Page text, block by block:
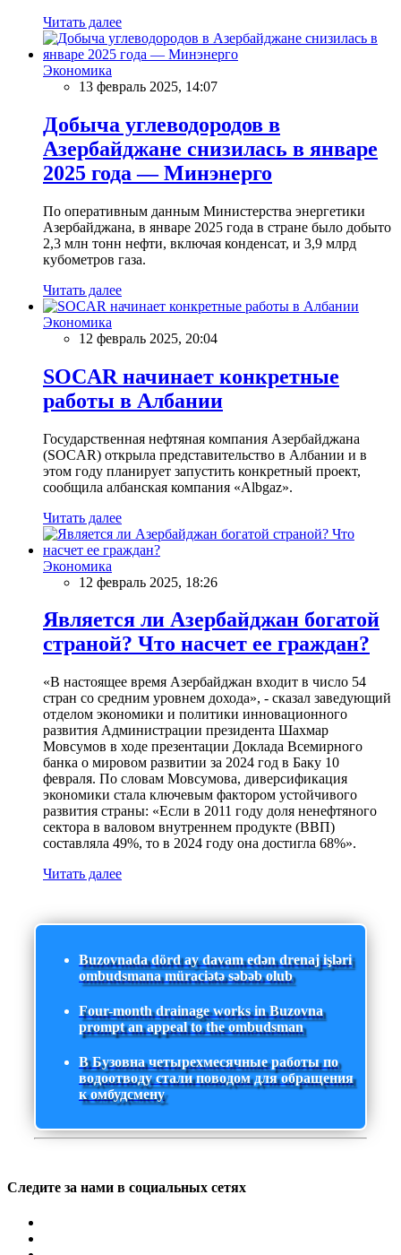
Читать далее
Экономика
13 февраль 2025, 14:07
Добыча углеводородов в
Азербайджане снизилась в январе
2025 года — Минэнерго
По оперативным данным Министерства энергетики
Азербайджана, в январе 2025 года в стране было добыто
2,3 млн тонн нефти, включая конденсат, и 3,9 млрд
кубометров газа.
Читать далее
Экономика
12 февраль 2025, 20:04
SOCAR начинает конкретные
работы в Албании
Государственная нефтяная компания Азербайджана
(SOCAR) открыла представительство в Албании и в
этом году планирует запустить конкретный проект,
сообщила албанская компания «Albgaz».
Читать далее
Экономика
12 февраль 2025, 18:26
Является ли Азербайджан богатой
страной? Что насчет ее граждан?
«В настоящее время Азербайджан входит в число 54
стран со средним уровнем дохода», - сказал заведующий
отделом экономики и политики инновационного
развития Администрации президента Шахмар
Мовсумов в ходе презентации Доклада Всемирного
банка о мировом развитии за 2024 год в Баку 10
февраля. По словам Мовсумова, диверсификация
экономики стала ключевым фактором устойчивого
развития страны: «Если в 2011 году доля ненефтяного
сектора в валовом внутреннем продукте (ВВП)
составляла 49%, то в 2024 году она достигла 68%».
Читать далее
Buzovnada dörd ay davam edən drenaj işləri
ombudsmana müraciətə səbəb olub
Four-month drainage works in Buzovna
prompt an appeal to the ombudsman
В Бузовна четырехмесячные работы по
водоотводу стали поводом для обращения
к омбудсмену
Следите за нами в социальных сетях